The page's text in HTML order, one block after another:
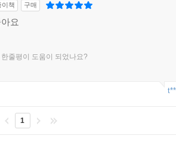
도 기쁨도 왜 이리 찬란한가』는 어떻게
러했듯, 우리도 박경리의 시와 함께 자기
이책 구매
요
한줄평이 도움이 되었나요?
1